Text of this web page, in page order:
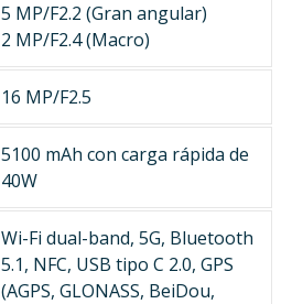
5 MP/F2.2 (Gran angular)
2 MP/F2.4 (Macro)
16 MP/F2.5
5100 mAh con carga rápida de
40W
Wi-Fi dual-band, 5G, Bluetooth
5.1, NFC, USB tipo C 2.0, GPS
(AGPS, GLONASS, BeiDou,